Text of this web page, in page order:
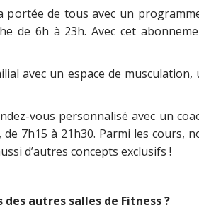
portée de tous avec un
de 6h à 23h. Avec cet
avec un espace de
vous personnalisé avec un
7h15 à 21h30. Parmi les cours,
d’autres concepts exclusifs !
autres salles de Fitness ?